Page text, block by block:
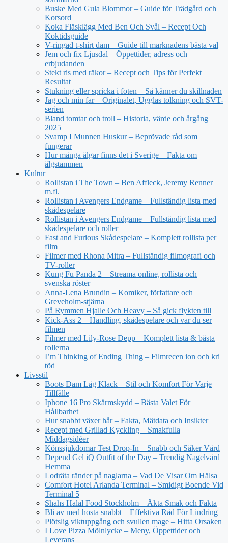
Buske Med Gula Blommor – Guide för Trädgård och
Korsord
Koka Fläsklägg Med Ben Och Svål – Recept Och
Koktidsguide
V-ringad t-shirt dam – Guide till marknadens bästa val
Jem och fix Ljusdal – Öppettider, adress och
erbjudanden
Stekt ris med räkor – Recept och Tips för Perfekt
Resultat
Stukning eller spricka i foten – Så känner du skillnaden
Jag och min far – Originalet, Ugglas tolkning och SVT-
serien
Bland tomtar och troll – Historia, värde och årgång
2025
Svamp I Munnen Huskur – Beprövade råd som
fungerar
Hur många älgar finns det i Sverige – Fakta om
älgstammen
Kultur
Rollistan i The Town – Ben Affleck, Jeremy Renner
m.fl.
Rollistan i Avengers Endgame – Fullständig lista med
skådespelare
Rollistan i Avengers Endgame – Fullständig lista med
skådespelare och roller
Fast and Furious Skådespelare – Komplett rollista per
film
Filmer med Rhona Mitra – Fullständig filmografi och
TV-roller
Kung Fu Panda 2 – Streama online, rollista och
svenska röster
Anna-Lena Brundin – Komiker, författare och
Greveholm-stjärna
På Rymmen Hjalle Och Heavy – Så gick flykten till
Kick-Ass 2 – Handling, skådespelare och var du ser
filmen
Filmer med Lily-Rose Depp – Komplett lista & bästa
rollerna
I’m Thinking of Ending Thing – Filmrecen ion och kri
töd
Livsstil
Boots Dam Låg Klack – Stil och Komfort För Varje
Tillfälle
Iphone 16 Pro Skärmskydd – Bästa Valet För
Hållbarhet
Hur snabbt växer hår – Fakta, Mätdata och Insikter
Recept med Grillad Kyckling – Smakfulla
Middagsidéer
Könssjukdomar Test Drop-In – Snabb och Säker Vård
Depend Gel iQ Outfit of the Day – Trendig Nagelvård
Hemma
Lodräta ränder på naglarna – Vad De Visar Om Hälsa
Comfort Hotel Arlanda Terminal – Smidigt Boende Vid
Terminal 5
Shahs Halal Food Stockholm – Äkta Smak och Fakta
Bli av med hosta snabbt – Effektiva Råd För Lindring
Plötslig viktuppgång och svullen mage – Hitta Orsaken
I Love Pizza Mölnlycke – Meny, Öppettider och
Leverans